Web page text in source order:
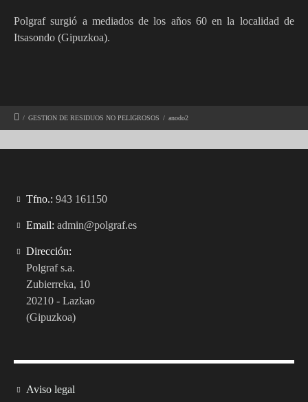
Polgraf surgió a mediados de los años 60 en la localidad de
Itsasondo (Gipuzkoa).
/ GESTION DE RESIDUOS NO PELIGROSOS / anodo2
Tfno.: 943 161150
Email: admin@polgraf.es
Dirección:
Polgraf s.a.
Zubierreka, 10
20210 - Lazkao
(Gipuzkoa)
Aviso legal